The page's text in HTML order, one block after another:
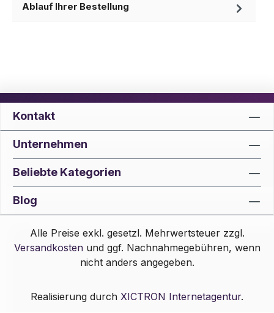
Ablauf Ihrer Bestellung
Kontakt
Unternehmen
Beliebte Kategorien
Blog
Alle Preise exkl. gesetzl. Mehrwertsteuer zzgl.
Versandkostenund ggf. Nachnahmegebühren, wenn
nicht anders angegeben.
Realisierung durch XICTRON Internetagentur.